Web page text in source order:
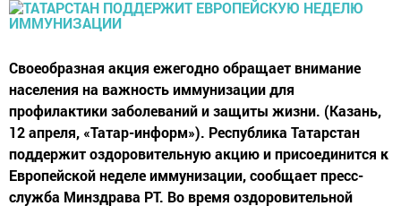
Своеобразная акция ежегодно обращает внимание
населения на важность иммунизации для
профилактики заболеваний и защиты жизни. (Казань,
12 апреля, «Татар-информ»). Республика Татарстан
поддержит оздоровительную акцию и присоединится к
Европейской неделе иммунизации, сообщает пресс-
служба Минздрава РТ. Во время оздоровительной